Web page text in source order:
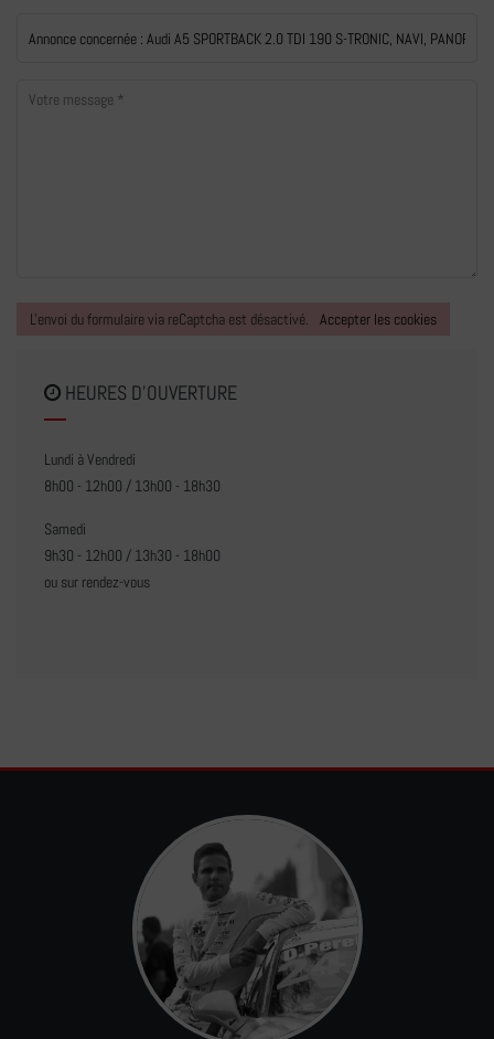
L'envoi du formulaire via reCaptcha est désactivé. Accepter les cookies
HEURES D'OUVERTURE
Lundi à Vendredi
8h00 - 12h00 / 13h00 - 18h30
Samedi
9h30 - 12h00 / 13h30 - 18h00
ou sur rendez-vous